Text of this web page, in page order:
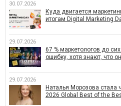
30.07.2026
Куда двигается
итогам Digital Marketing
29.07.2026
67 % маркетологов до
ошибку, хотя знают, что
29.07.2026
Наталья Морозова
2026 Global Best of the